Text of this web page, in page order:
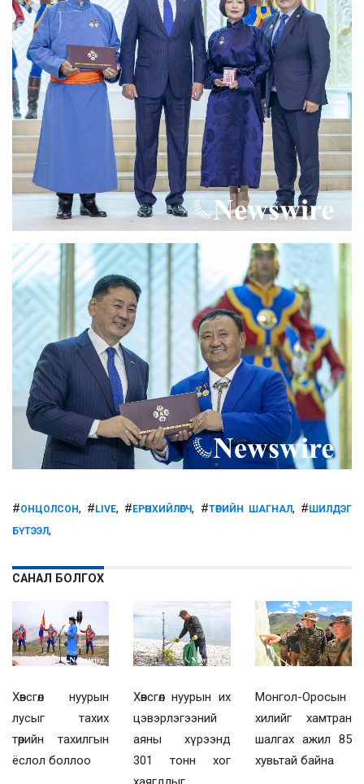
#ОНЦОЛСОН, # LIVE, # ЕРӨНХИЙЛӨГЧ, #ТӨРИЙН ШАГНАЛ, # ШИЛДЭГ
БҮТЭЭЛ,
САНАЛ БОЛГОХ
Хөвсгөл нуурын
лусыг тахих
төрийн тахилгын
ёслол боллоо
Хөвсгөл нуурын их
цэвэрлэгээний
аяны хүрээнд
301 тонн хог
Монгол-Оросын
хилийг хамтран
шалгах ажил 85
хувьтай байна